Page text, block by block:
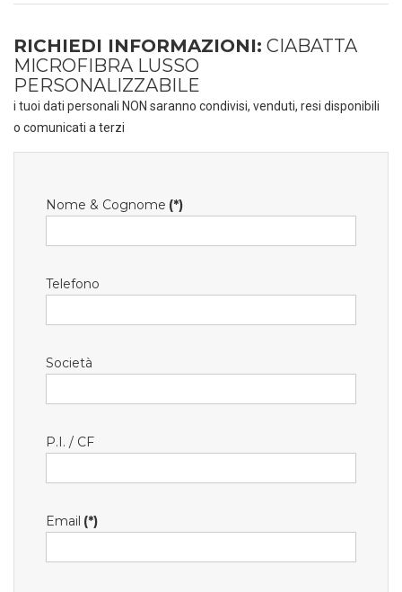
RICHIEDI INFORMAZIONI: CIABATTA
MICROFIBRA LUSSO
PERSONALIZZABILE
i tuoi dati personali NON saranno condivisi, venduti, resi disponibili
o comunicati a terzi
Nome & Cognome (*)
Telefono
Società
P.I. / CF
Email (*)